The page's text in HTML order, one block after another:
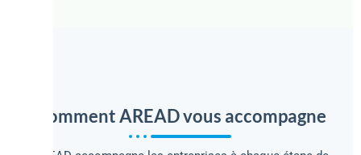
Comment AREAD vous accompagne